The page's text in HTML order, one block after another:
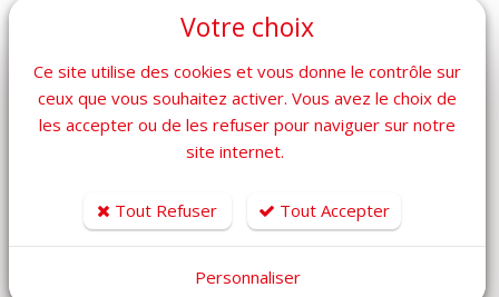
Réunion OLD du 26 novembre 2024
également une occasion unique de poser toutes
vos questions aux représentants de l’Office
National des Forêts (ONF), aux sapeurs-pompiers,
aux membres du Comité Communal des Feux de
Forêt et à la police municipale.
ChezCABANIS ORPI, nous sommes là pour vous
guider dans la valorisation de votre bien
Votre choix
Ce site utilise des cookies et vous donne le contrôle sur
ceux que vous souhaitez activer. Vous avez le choix de
les accepter ou de les refuser pour naviguer sur notre
site internet.
Tout Refuser Tout Accepter
Personnaliser